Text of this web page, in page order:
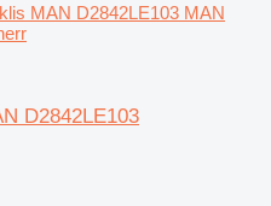
MAN D2842LE103 MAN
D2842LE103